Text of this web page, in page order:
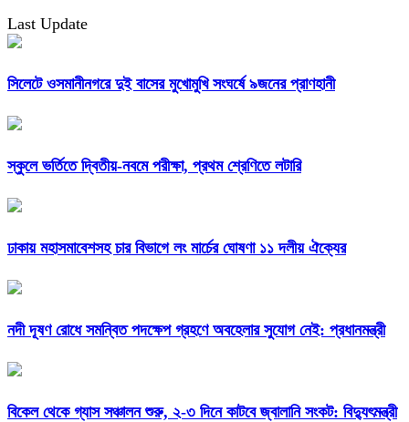
Last Update
সিলেটে ওসমানীনগরে দুই বাসের মুখোমুখি সংঘর্ষে ৯জনের প্রাণহানী
স্কুলে ভর্তিতে দ্বিতীয়-নবমে পরীক্ষা, প্রথম শ্রেণিতে লটারি
ঢাকায় মহাসমাবেশসহ চার বিভাগে লং মার্চের ঘোষণা ১১ দলীয় ঐক্যের
নদী দূষণ রোধে সমন্বিত পদক্ষেপ গ্রহণে অবহেলার সুযোগ নেই: প্রধানমন্ত্রী
বিকেল থেকে গ্যাস সঞ্চালন শুরু, ২-৩ দিনে কাটবে জ্বালানি সংকট: বিদ্যুৎমন্ত্রী